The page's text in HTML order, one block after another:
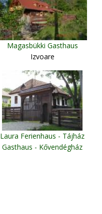
Magasbükki Gasthaus
Izvoare
Laura Ferienhaus - Tájház
Gasthaus - Kővendégház